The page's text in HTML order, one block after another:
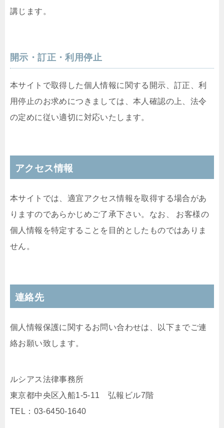
講じます。
開示・訂正・利用停止
本サイトで取得した個人情報に関する開示、訂正、利
用停止のお求めにつきましては、本人確認の上、法令
の定めに従い適切に対応いたします。
アクセス情報
本サイトでは、適宜アクセス情報を取得する場合があ
りますのであらかじめご了承下さい。なお、 お客様の
個人情報を特定することを目的としたものではありま
せん。
連絡先
個人情報保護に関するお問い合わせは、以下までご連
絡お願い致します。
ルシアス法律事務所
東京都中央区入船1-5-11 弘報ビル7階
TEL：03-6450-1640